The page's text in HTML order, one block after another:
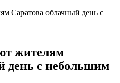
жителям
день с небольшим